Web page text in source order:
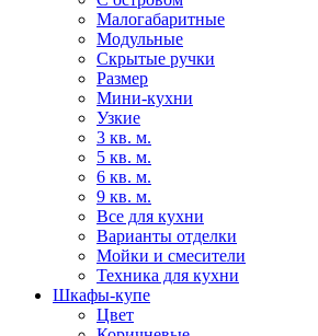
Малогабаритные
Модульные
Скрытые ручки
Размер
Мини-кухни
Узкие
3 кв. м.
5 кв. м.
6 кв. м.
9 кв. м.
Все для кухни
Варианты отделки
Мойки и смесители
Техника для кухни
Шкафы-купе
Цвет